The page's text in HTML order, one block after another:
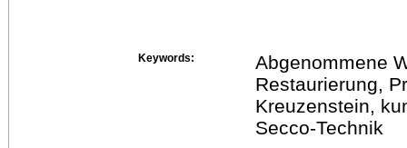
Keywords:
Abgenommene
Restaurierung,
Kreuzenstein,
Secco-Technik